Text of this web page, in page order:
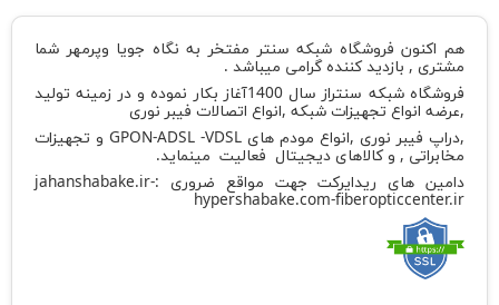
هم اکنون فروشگاه شبکه سنتر مفتخر به نگاه جویا وپرمهر شما
مشتری , بازدید کننده گرامی میباشد .
فروشگاه شبکه سنتراز سال 1400آغاز بکار نموده و در زمینه تولید
,عرضه انواع تجهیزات شبکه ,انواع اتصالات فیبر نوری
,دراپ فیبر نوری ,انواع مودم های GPON-ADSL -VDSL و تجهیزات
مخابراتی , و کالاهای دیجیتال فعالیت مینماید.
دامین های ریدایرکت جهت مواقع ضروری : jahanshabake.ir-
hypershabake.com-fiberopticcenter.ir